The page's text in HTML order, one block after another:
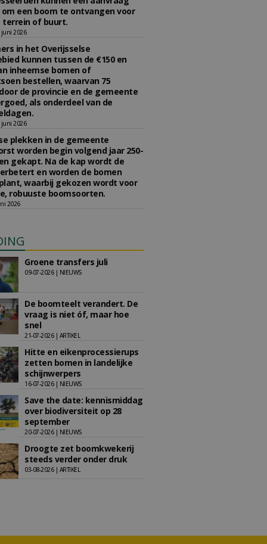
om een boom te ontvangen voor
terrein of buurt.
2026
in het Overijsselse
kunnen tussen de €150 en
inheemse bomen of
bestellen, waarvan 75
de provincie en de gemeente
als onderdeel van de
2026
plekken in de gemeente
worden begin volgend jaar 250-
gekapt. Na de kap wordt de
en worden de bomen
waarbij gekozen wordt voor
robuuste boomsoorten.
2026
Groene transfers juli
09-07-2026 | NIEUWS
De boomteelt verandert. De
vraag is niet óf, maar hoe
snel
21-07-2026 | ARTIKEL
Hitte en eikenprocessierups
zetten bomen in landelijke
schijnwerpers
16-07-2026 | NIEUWS
Save the date: kennismiddag
over biodiversiteit op 28
september
20-07-2026 | NIEUWS
Droogte zet boomkwekerij
steeds verder onder druk
03-08-2026 | ARTIKEL